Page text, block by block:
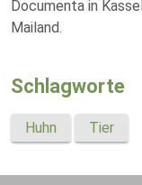
Documenta in
Mailand.
Schlagworte
Huhn Tier